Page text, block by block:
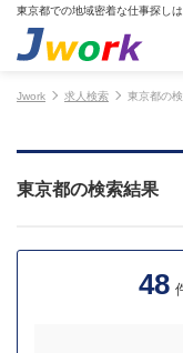
東京都での地域密着な仕事探し
Jwork 求人検索 東京都の
東京都の検索結果
48